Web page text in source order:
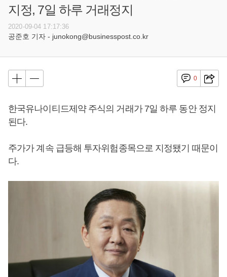
지정, 7일 하루 거래정지
2020-09-04 17:17:36
공준호 기자 - junokong@businesspost.co.kr
0
한국유나이티드제약 주식의 거래가 7일 하루 동안 정지
된다.
주가가 계속 급등해 투자위험종목으로 지정됐기 때문이
다.